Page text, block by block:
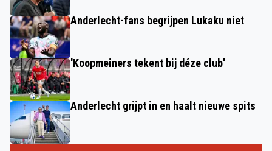
Anderlecht-fans begrijpen Lukaku niet
'Koopmeiners tekent bij déze club'
Anderlecht grijpt in en haalt nieuwe spits